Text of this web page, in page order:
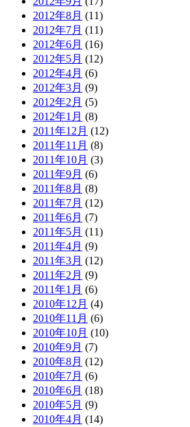
2012年8月 (11)
2012年7月 (11)
2012年6月 (16)
2012年5月 (12)
2012年4月 (6)
2012年3月 (9)
2012年2月 (5)
2012年1月 (8)
2011年12月 (12)
2011年11月 (8)
2011年10月 (3)
2011年9月 (6)
2011年8月 (8)
2011年7月 (12)
2011年6月 (7)
2011年5月 (11)
2011年4月 (9)
2011年3月 (12)
2011年2月 (9)
2011年1月 (6)
2010年12月 (4)
2010年11月 (6)
2010年10月 (10)
2010年9月 (7)
2010年8月 (12)
2010年7月 (6)
2010年6月 (18)
2010年5月 (9)
2010年4月 (14)